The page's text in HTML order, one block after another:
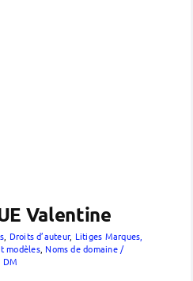
Valentine
Droits d’auteur, Litiges Marques,
modèles, Noms de domaine /
DM